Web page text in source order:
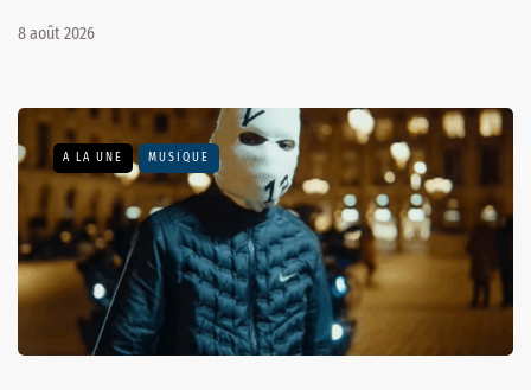
8 août 2026
A LA UNE MUSIQUE